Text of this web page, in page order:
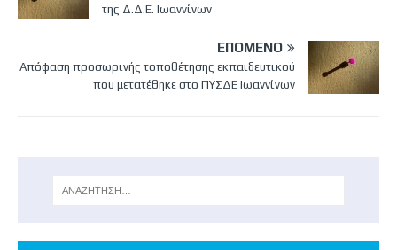
της Δ.Δ.Ε. Ιωαννίνων
ΕΠΌΜΕΝΟ
Απόφαση προσωρινής τοποθέτησης εκπαιδευτικού
που μετατέθηκε στο ΠΥΣΔΕ Ιωαννίνων